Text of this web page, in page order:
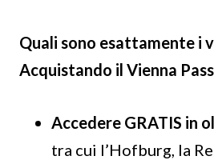
Quali sono esattamente i
Acquistando il Vienna
Accedere GRATIS in
tra cui l’Hofburg, la